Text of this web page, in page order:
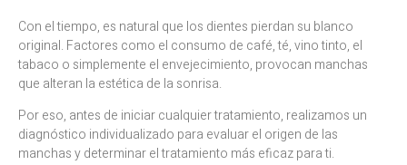
Con el tiempo, es natural que los dientes pierdan su blanco
original. Factores como el consumo de café, té, vino tinto, el
tabaco o simplemente el envejecimiento, provocan manchas
que alteran la estética de la sonrisa.
Por eso, antes de iniciar cualquier tratamiento, realizamos un
diagnóstico individualizado para evaluar el origen de las
manchas y determinar el tratamiento más eficaz para ti.